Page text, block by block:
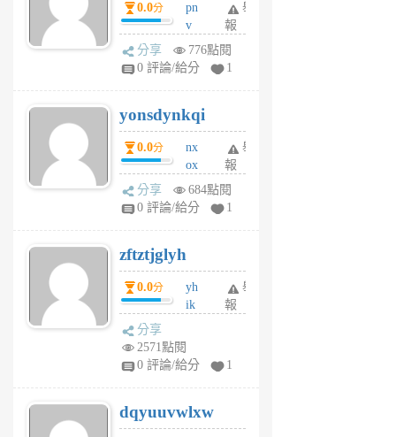
月
前
0.0分
pn
v
wt
sv
6
個
月
前
舉
報
分享
776點閱
0 評論/給分
1
yonsdynkqi
0.0分
nx
ox
rh
pe
月
前
舉
報
分享
684點閱
0 評論/給分
1
zftztjglyh
0.0分
yh
ik
tu
6
個
舉
報
分享
2571點閱
0 評論/給分
1
dqyuuvwlxw